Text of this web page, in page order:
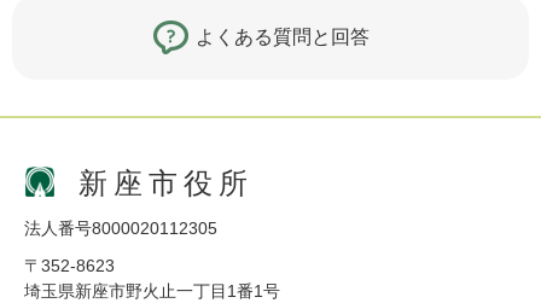
よくある質問と回答
新座市役所
法人番号8000020112305
〒352-8623
埼玉県新座市野火止一丁目1番1号